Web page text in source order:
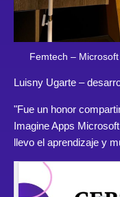
Femtech –
Luisny Ugarte –
"Fue un honor
Imagine Apps
llevo el aprendizaje y